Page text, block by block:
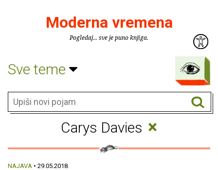
Moderna vremena
Pogledaj... sve je puno knjiga.
Sve teme
Carys Davies ×
NAJAVA • 29.05.2018.